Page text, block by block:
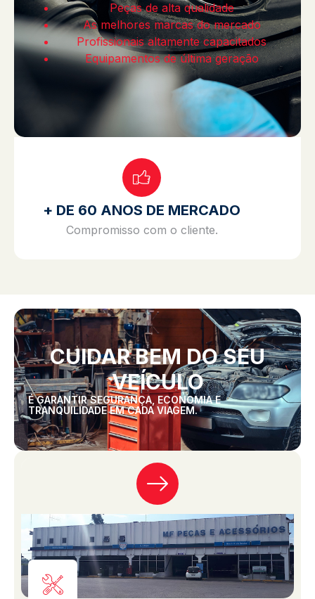
Peças de alta qualidade
As melhores marcas do mercado
Profissionais altamente capacitados
Equipamentos de última geração
+ DE 60 ANOS DE MERCADO
Compromisso com o cliente.
CUIDAR BEM DO SEU
VEÍCULO
É GARANTIR SEGURANÇA, ECONOMIA E
TRANQUILIDADE EM CADA VIAGEM.